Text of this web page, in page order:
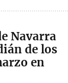
Navarra
de los
en